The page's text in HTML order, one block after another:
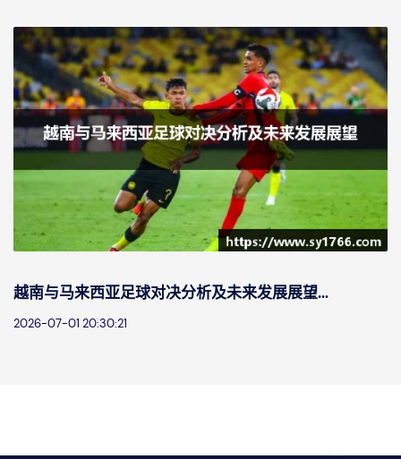
越南与马来西亚足球对决分析及未来发展展望...
2026-07-01 20:30:21